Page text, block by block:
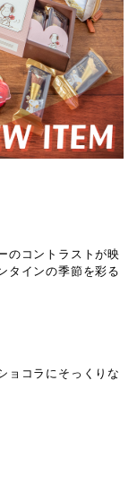
のコントラストが映
タインの季節を彩る
ョコラにそっくりな